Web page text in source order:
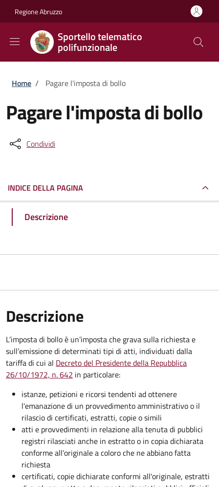
Regione Abruzzo
Sportello telematico
polifunzionale
Briciole di pane
Home / Pagare l'imposta di bollo
Pagare l'imposta di bollo
Condividi
INDICE DELLA PAGINA
Descrizione
Descrizione
L’imposta di bollo è un’imposta che grava sulla richiesta e
sull’emissione di determinati tipi di atti, individuati dalla
tariffa di cui al Decreto del Presidente della Repubblica
26/10/1972, n. 642 in particolare:
istanze, petizioni e ricorsi tendenti ad ottenere
l'emanazione di un provvedimento amministrativo o il
rilascio di certificati, estratti, copie o simili
atti e provvedimenti in relazione alla tenuta di pubblici
registri rilasciati anche in estratto o in copia dichiarata
conforme all’originale a coloro che ne abbiano fatta
richiesta
certificati, copie dichiarate conformi all'originale, estratti